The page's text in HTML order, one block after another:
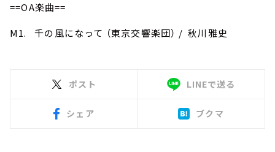
==OA楽曲==
M1. 千の風になって （東京交響楽団） / 秋川雅史
ポスト LINEで送る
シェア ブクマ